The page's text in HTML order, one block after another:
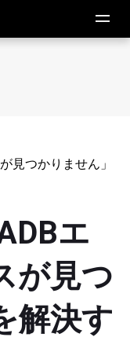
見つかりません」
エ
が見つ
解決す